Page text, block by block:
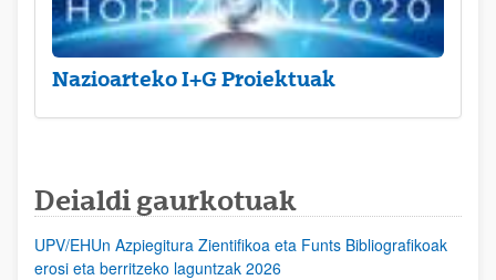
Nazioarteko I+G Proiektuak
Deialdi gaurkotuak
UPV/EHUn Azpiegitura Zientifikoa eta Funts Bibliografikoak
erosi eta berritzeko laguntzak 2026